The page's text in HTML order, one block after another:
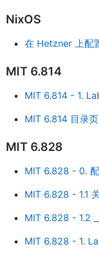
NixOS
在 Hetzner 上配
MIT 6.814
MIT 6.814 - 1.
MIT 6.814 目录页
MIT 6.828
MIT 6.828 - 0.
MIT 6.828 - 1.1
MIT 6.828 - 1.2
MIT 6.828 - 1.